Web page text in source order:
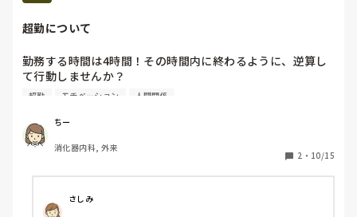
超勤について
勤務する時間は4時間！その時間内に終わるように、逆算し
て行動しませんか？
突発的な業務もさせてません。
いつも時間内に終える事が無いので、
その人の残務はわたしが行い、
納得がいきません！
超勤 モチベーション 人間関係
ちー
消化器内科, 外来
2 ・ 10/15
さしみ